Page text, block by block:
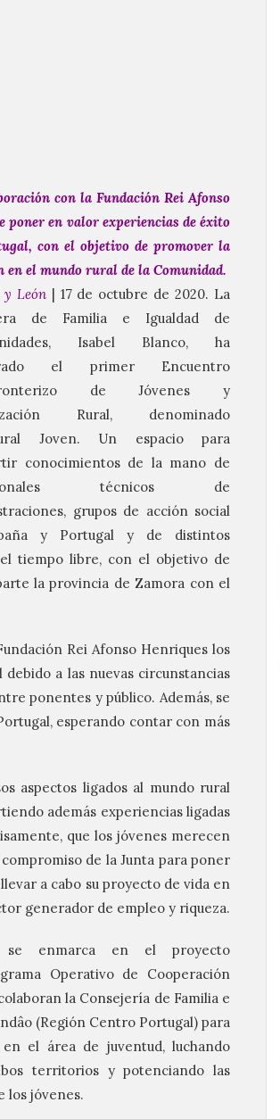
con la Fundación Rei Afonso
poner en valor experiencias de éxito
con el objetivo de promover la
el mundo rural de la Comunidad.
y León| 17 de octubre de 2020. La
de Familia e Igualdad de
Isabel Blanco, ha
el primer Encuentro
de Jóvenes y
Rural, denominado
Joven. Un espacio para
conocimientos de la mano de
técnicos de
grupos de acción social
y Portugal y de distintos
tiempo libre, con el objetivo de
la provincia de Zamora con el
Rei Afonso Henriques los
a las nuevas circunstancias
ponentes y público. Además, se
esperando contar con más
aspectos ligados al mundo rural
además experiencias ligadas
que los jóvenes merecen
de la Junta para poner
a cabo su proyecto de vida en
generador de empleo y riqueza.
se enmarca en el proyecto
Operativo de Cooperación
la Consejería de Familia e
(Región Centro Portugal) para
el área de juventud, luchando
territorios y potenciando las
los jóvenes.